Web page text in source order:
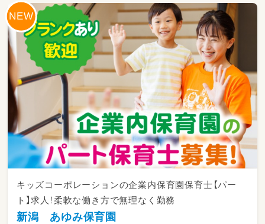
一人ひとりを大切に地域に愛される園を目指し
ています。
キッズコーポレーションの企業内保育園保育士【パー
ト】求人！柔軟な働き方で無理なく勤務
新潟 あゆみ保育園